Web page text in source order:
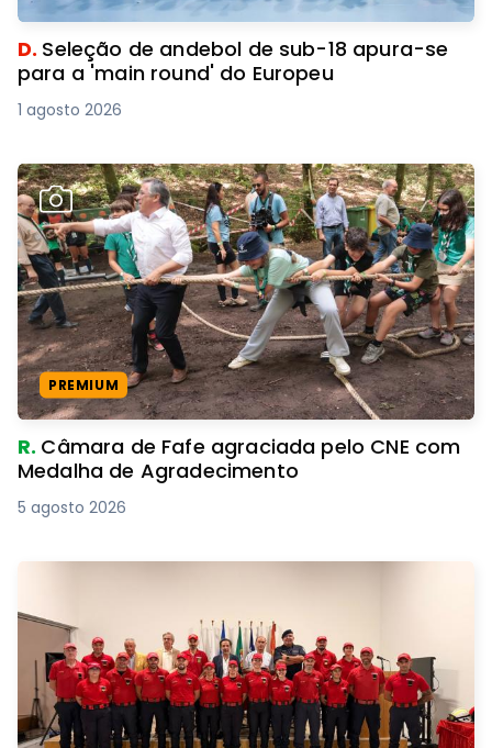
D. Seleção de andebol de sub-18 apura-se
para a 'main round' do Europeu
1 agosto 2026
PREMIUM
R. Câmara de Fafe agraciada pelo CNE com
Medalha de Agradecimento
5 agosto 2026